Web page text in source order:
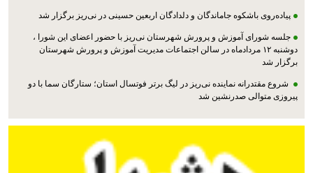
پیاده‌روی باشکوه جاماندگان و دلدادگان اربعین حسینی در نی‌ریز برگزار شد
جلسه شورای آموزش و پرورش شهرستان نی‌ریز با حضور اعضای این شورا ،
دوشنبه ۱۲ مردادماه در سالن اجتماعات مدیریت آموزش و پرورش شهرستان
برگزار شد
شروع مقتدرانه نماینده نی‌ریز در لیگ برتر فوتسال استان؛ ستارگان سما با دو
پیروزی متوالی صدرنشین شد